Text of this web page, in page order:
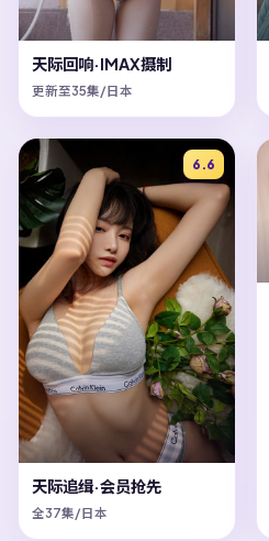
天际回响·IMAX摄制
更新至35集/日本
6.6
天际追缉·会员抢先
全37集/日本